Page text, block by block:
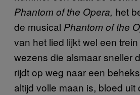
Phantom of the Opera, het
de musical Phantom of the
van het lied lijkt wel een
wezens die alsmaar sneller
rijdt op weg naar een
altijd volle maan is, bloed uit